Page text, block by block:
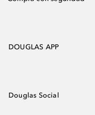
DOUGLAS APP
Douglas Social